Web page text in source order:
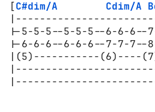
[C#dim/A Cdim/A
|-5-5-5--5-5-5--6-6-
|-6-6-6--6-6-6--7-7-
|(5)-----------(6)----